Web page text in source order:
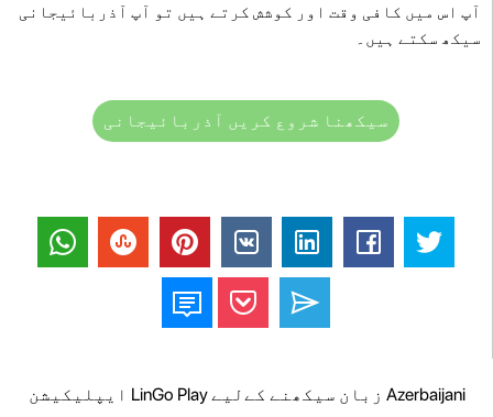
آپ اس میں کافی وقت اور کوشش کرتے ہیں تو آپ آذربائیجانی
سیکھ سکتے ہیں۔
سیکھنا شروع کریں آذربائیجانی
Azerbaijani زبان سیکھنے کےلیے LinGo Play ایپلیکیشن